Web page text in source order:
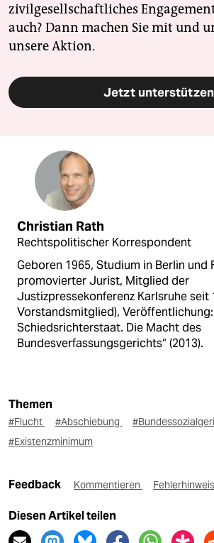
zivilgesellschaftliches
auch? Dann machen Sie mit und
unsere Aktion.
Jetzt unterstützen
Christian Rath
Rechtspolitischer Korrespondent
Geboren 1965, Studium in Berlin und
promovierter Jurist, Mitglied der
Justizpressekonferenz Karlsruhe seit
Vorstandsmitglied), Veröffentlichung:
Schiedsrichterstaat. Die Macht des
Bundesverfassungsgerichts“ (2013).
Themen
#Flucht #Abschiebung
#Existenzminimum
Feedback Kommentieren Fehlerhinweis
Diesen Artikel teilen